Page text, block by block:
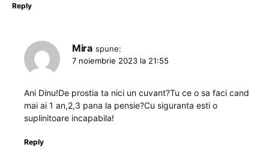
Reply
Mira spune:
7 noiembrie 2023 la 21:55
Ani Dinu!De prostia ta nici un cuvant?Tu ce o sa faci cand
mai ai 1 an,2,3 pana la pensie?Cu siguranta esti o
suplinitoare incapabila!
Reply